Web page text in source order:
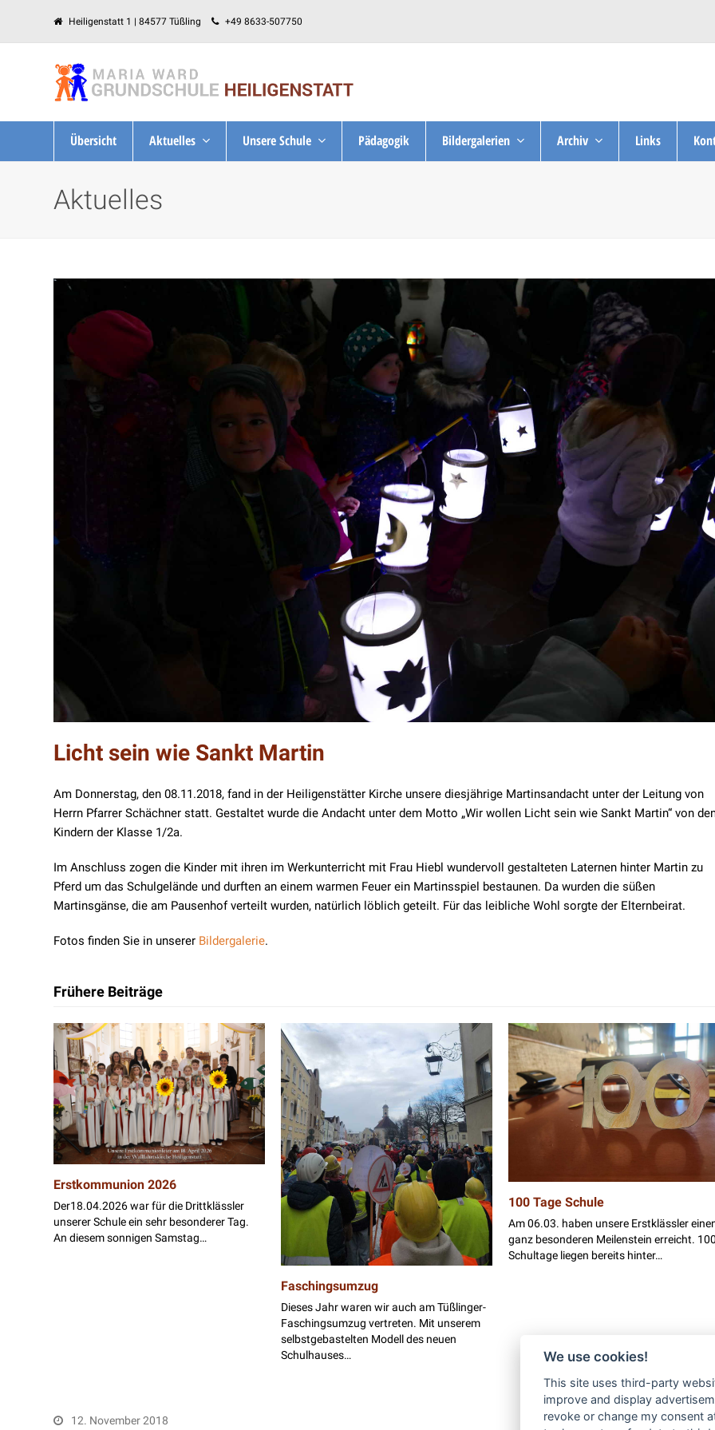
Heiligenstatt 1 | 84577 Tüßling +49 8633-507750
Übersicht Aktuelles Unsere Schule Pädagogik Bildergalerien Archiv Links
Aktuelles
Licht sein wie Sankt Martin
Am Donnerstag, den 08.11.2018, fand in der Heiligenstätter Kirche unsere diesjährige Martinsandacht unter der Leitung von
Herrn Pfarrer Schächner statt. Gestaltet wurde die Andacht unter dem Motto „Wir wollen Licht sein wie Sankt Martin“ von
Kindern der Klasse 1/2a.
Im Anschluss zogen die Kinder mit ihren im Werkunterricht mit Frau Hiebl wundervoll gestalteten Laternen hinter Martin zu
Pferd um das Schulgelände und durften an einem warmen Feuer ein Martinsspiel bestaunen. Da wurden die süßen
Martinsgänse, die am Pausenhof verteilt wurden, natürlich löblich geteilt. Für das leibliche Wohl sorgte der Elternbeirat.
Fotos finden Sie in unserer Bildergalerie.
Frühere Beiträge
Erstkommunion 2026
Der18.04.2026 war für die Drittklässler
unserer Schule ein sehr besonderer Tag.
An diesem sonnigen Samstag…
Faschingsumzug
Dieses Jahr waren wir auch am Tüßlinger-
Faschingsumzug vertreten. Mit unserem
selbstgebastelten Modell des neuen
Schulhauses…
100 Tage Schule
Am 06.03. haben unsere Erstklässler
ganz besonderen Meilenstein erreicht. 100
Schultage liegen bereits hinter…
12. November 2018
We use cookies!
This site uses third-party
improve and display
revoke or change my consent